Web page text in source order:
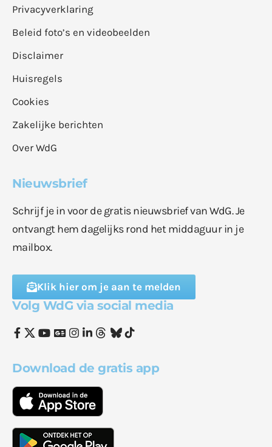
Privacyverklaring
Beleid foto’s en videobeelden
Disclaimer
Huisregels
Cookies
Zakelijke berichten
Over WdG
Nieuwsbrief
Schrijf je in voor de gratis nieuwsbrief van WdG. Je
ontvangt hem dagelijks rond het middaguur in je
mailbox.
Klik hier om je aan te melden
Volg WdG via social media
Download de gratis app